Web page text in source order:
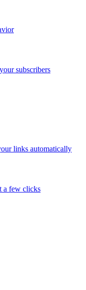
subscribers
links automatically
a few clicks